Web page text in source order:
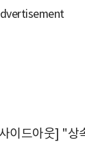
이드아웃] "상